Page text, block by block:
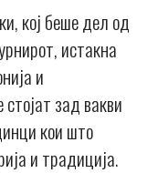
кој беше дел од
истакна
и
зад вакви
кои што
и традиција.